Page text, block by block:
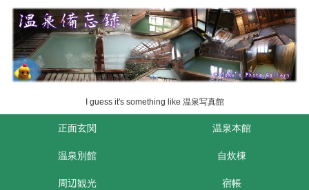
I guess it's something like 温泉写真館
正面玄関 温泉本館
温泉別館 自炊棟
周辺観光 宿帳